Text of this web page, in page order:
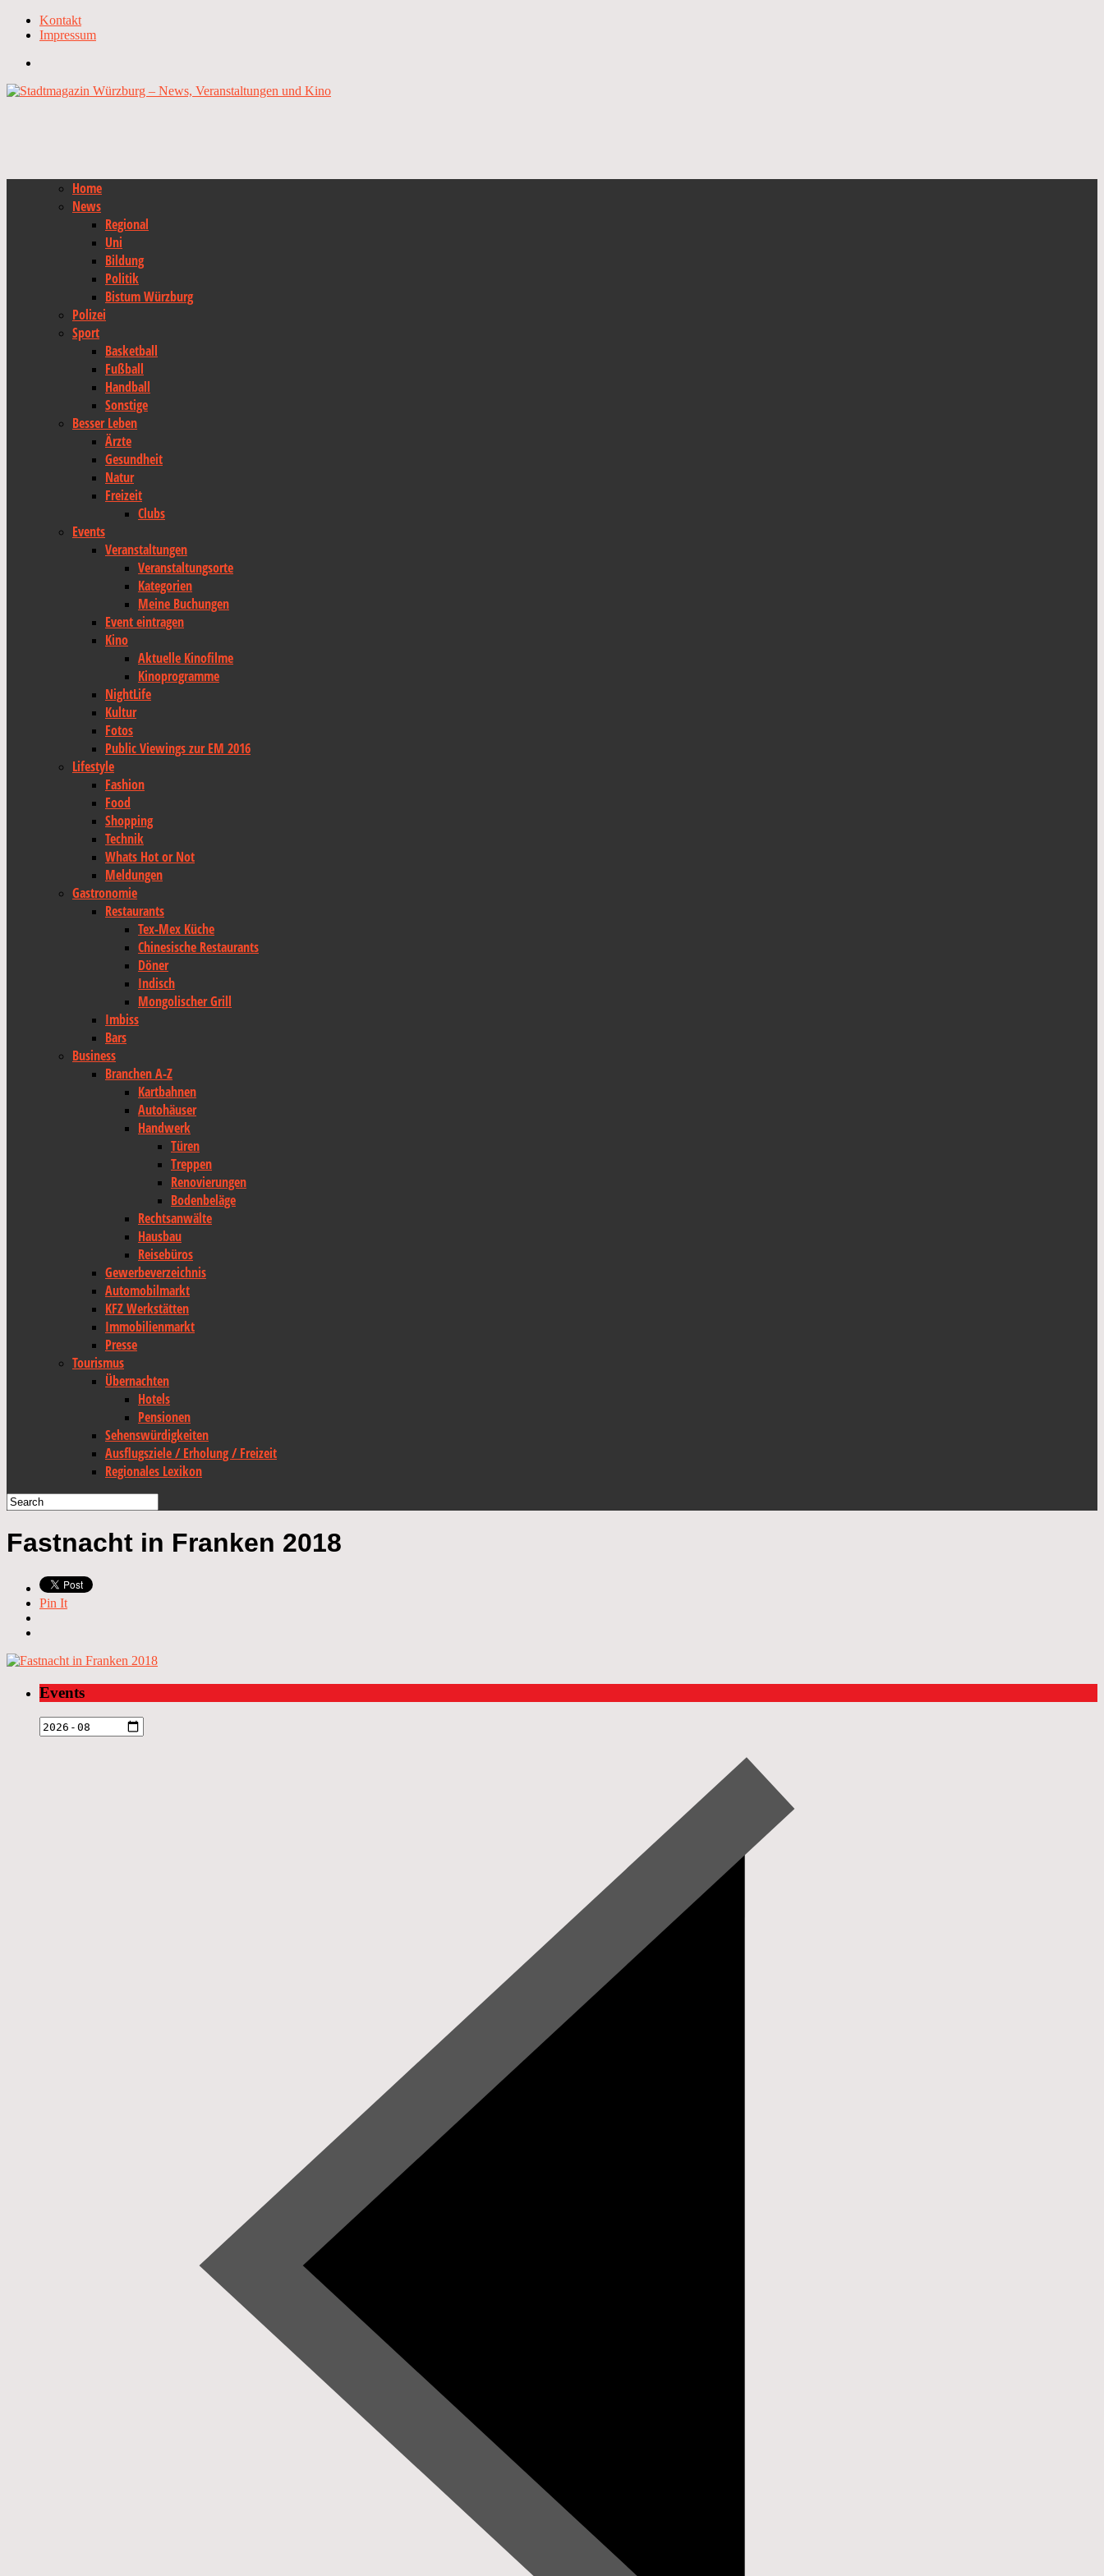
Kontakt
Impressum
Home
News
Regional
Uni
Bildung
Politik
Bistum Würzburg
Polizei
Sport
Basketball
Fußball
Handball
Sonstige
Besser Leben
Ärzte
Gesundheit
Natur
Freizeit
Clubs
Events
Veranstaltungen
Veranstaltungsorte
Kategorien
Meine Buchungen
Event eintragen
Kino
Aktuelle Kinofilme
Kinoprogramme
NightLife
Kultur
Fotos
Public Viewings zur EM 2016
Lifestyle
Fashion
Food
Shopping
Technik
Whats Hot or Not
Meldungen
Gastronomie
Restaurants
Tex-Mex Küche
Chinesische Restaurants
Döner
Indisch
Mongolischer Grill
Imbiss
Bars
Business
Branchen A-Z
Kartbahnen
Autohäuser
Handwerk
Türen
Treppen
Renovierungen
Bodenbeläge
Rechtsanwälte
Hausbau
Reisebüros
Gewerbeverzeichnis
Automobilmarkt
KFZ Werkstätten
Immobilienmarkt
Presse
Tourismus
Übernachten
Hotels
Pensionen
Sehenswürdigkeiten
Ausflugsziele / Erholung / Freizeit
Regionales Lexikon
Fastnacht in Franken 2018
Pin It
Events